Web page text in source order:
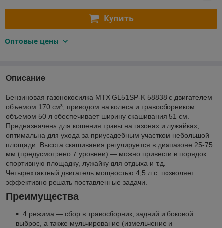
Купить
Оптовые цены
Описание
Бензиновая газонокосилка MTX GL51SP-K 58838 с двигателем
объемом 170 см³, приводом на колеса и травосборником
объемом 50 л обеспечивает ширину скашивания 51 см.
Предназначена для кошения травы на газонах и лужайках,
оптимальна для ухода за приусадебным участком небольшой
площади. Высота скашивания регулируется в диапазоне 25-75
мм (предусмотрено 7 уровней) — можно привести в порядок
спортивную площадку, лужайку для отдыха и т.д.
Четырехтактный двигатель мощностью 4,5 л.с. позволяет
эффективно решать поставленные задачи.
Преимущества
4 режима — сбор в травосборник, задний и боковой
выброс, а также мульчирование (измельчение и